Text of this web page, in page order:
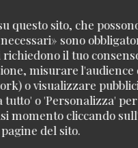
questo sito, che
sono
il tuo
misurare
o visualizzare
o 'Personalizza'
momento cliccando
del sito.